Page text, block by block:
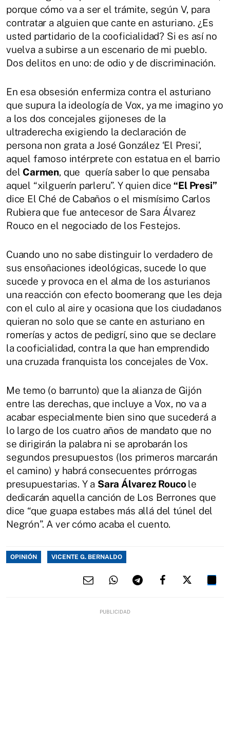
porque cómo va a ser el trámite, según V, para
contratar a alguien que cante en asturiano. ¿Es
usted partidario de la cooficialidad? Si es así no
vuelva a subirse a un escenario de mi pueblo.
Dos delitos en uno: de odio y de discriminación.
En esa obsesión enfermiza contra el asturiano
que supura la ideología de Vox, ya me imagino yo
a los dos concejales gijoneses de la
ultraderecha exigiendo la declaración de
persona non grata a José González ‘El Presi’,
aquel famoso intérprete con estatua en el barrio
del Carmen, que quería saber lo que pensaba
aquel “xilguerín parleru”. Y quien dice“El Presi”
dice El Ché de Cabaños o el mismísimo Carlos
Rubiera que fue antecesor de Sara Álvarez
Rouco en el negociado de los Festejos.
Cuando uno no sabe distinguir lo verdadero de
sus ensoñaciones ideológicas, sucede lo que
sucede y provoca en el alma de los asturianos
una reacción con efecto boomerang que les deja
con el culo al aire y ocasiona que los ciudadanos
quieran no solo que se cante en asturiano en
romerías y actos de pedigrí, sino que se declare
la cooficialidad, contra la que han emprendido
una cruzada franquista los concejales de Vox.
Me temo (o barrunto) que la alianza de Gijón
entre las derechas, que incluye a Vox, no va a
acabar especialmente bien sino que sucederá a
lo largo de los cuatro años de mandato que no
se dirigirán la palabra ni se aprobarán los
segundos presupuestos (los primeros marcarán
el camino) y habrá consecuentes prórrogas
presupuestarias. Y a Sara Álvarez Roucole
dedicarán aquella canción de Los Berrones que
dice “que guapa estabes más allá del túnel del
Negrón”. A ver cómo acaba el cuento.
OPINIÓN VICENTE G. BERNALDO